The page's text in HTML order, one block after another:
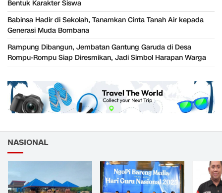
Bentuk Karakter Siswa
Babinsa Hadir di Sekolah, Tanamkan Cinta Tanah Air kepada
Generasi Muda Bombana
Rampung Dibangun, Jembatan Gantung Garuda di Desa
Rompu-Rompu Siap Diresmikan, Jadi Simbol Harapan Warga
NASIONAL